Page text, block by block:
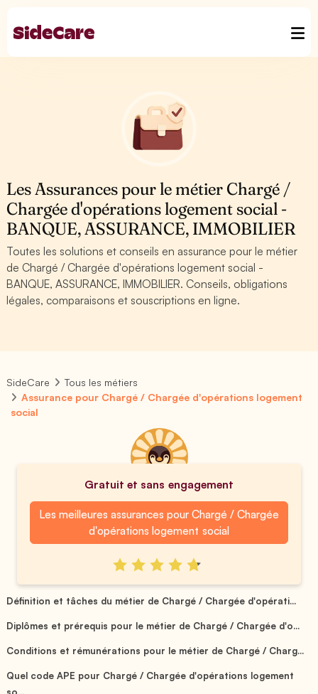
Les Assurances pour le métier Chargé /
Chargée d'opérations logement social -
BANQUE, ASSURANCE, IMMOBILIER
Toutes les solutions et conseils en assurance pour le métier
de Chargé / Chargée d'opérations logement social -
BANQUE, ASSURANCE, IMMOBILIER. Conseils, obligations
légales, comparaisons et souscriptions en ligne.
SideCare
Tous les métiers
Assurance pour Chargé / Chargée d'opérations logement
social
Gratuit et sans engagement
Les meilleures assurances pour Chargé / Chargée
d'opérations logement social
Définition et tâches du métier de Chargé / Chargée d'opérati...
Diplômes et prérequis pour le métier de Chargé / Chargée d'o...
Conditions et rémunérations pour le métier de Chargé / Charg...
Quel code APE pour Chargé / Chargée d'opérations logement